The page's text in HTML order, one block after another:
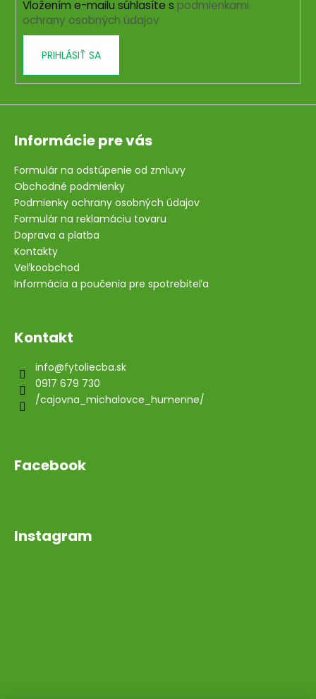
Vložením e-mailu súhlasíte s podmienkami
ochrany osobných údajov
PRIHLÁSIŤ SA
Informácie pre vás
Formulár na odstúpenie od zmluvy
Obchodné podmienky
Podmienky ochrany osobných údajov
Formulár na reklamáciu tovaru
Doprava a platba
Kontakty
Veľkoobchod
Informácia a poučenia pre spotrebiteľa
Kontakt
info@fytoliecba.sk
0917 679 730
/cajovna_michalovce_humenne/
Facebook
Instagram